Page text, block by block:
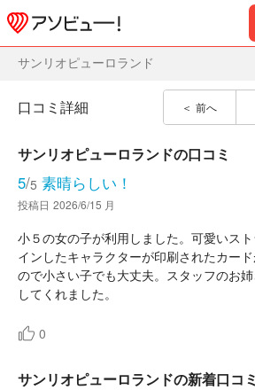
サンリオピューロランド
前へ
口コミ詳細
サンリオピューロランドの口コミ
5/5 素晴らしい！
投稿日 2026/6/15 月
小５の女の子が利用しました。可愛いス
インしたキャラクターが印刷されたカー
ので小さい子でも大丈夫。スタッフのお
してくれました。
0
サンリオピューロランドの新着口コミ